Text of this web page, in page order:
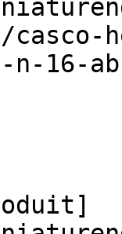
16-